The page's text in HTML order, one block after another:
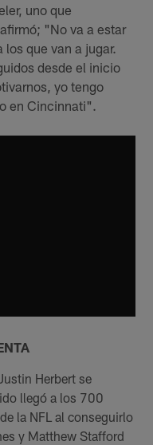
uno que
"No va a estar
que van a jugar.
desde el inicio
yo tengo
en Cincinnati".
Herbert se
llegó a los 700
la NFL al conseguirlo
y Matthew Stafford